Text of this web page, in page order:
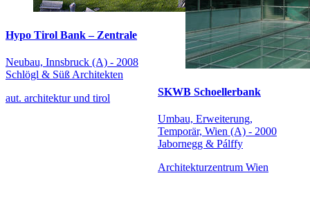
Hypo Tirol Bank – Zentrale
Neubau, Innsbruck (A) - 2008
Schlögl & Süß Architekten
aut. architektur und tirol
SKWB Schoellerbank
Umbau, Erweiterung,
Temporär, Wien (A) - 2000
Jabornegg & Pálffy
Architekturzentrum Wien